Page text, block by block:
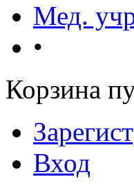
Мед.
•
Корзина
Вход